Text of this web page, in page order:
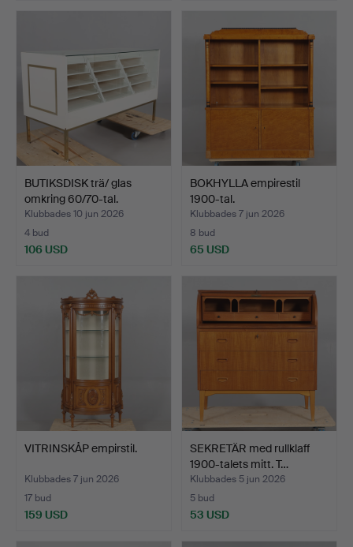
BUTIKSDISK trä/ glas
omkring 60/70-tal.
Klubbades 10 jun 2026
4 bud
106 USD
BOKHYLLA empirestil
1900-tal.
Klubbades 7 jun 2026
8 bud
65 USD
VITRINSKÅP empirstil.
Klubbades 7 jun 2026
17 bud
159 USD
SEKRETÄR med rullklaff
1900-talets mitt. T…
Klubbades 5 jun 2026
5 bud
53 USD